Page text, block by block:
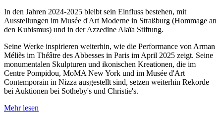
In den Jahren 2024-2025 bleibt sein Einfluss bestehen, mit
Ausstellungen im Musée d'Art Moderne in Straßburg (Hommage an
den Kubismus) und in der Azzedine Alaïa Stiftung.
Seine Werke inspirieren weiterhin, wie die Performance von Arman
Méliès im Théâtre des Abbesses in Paris im April 2025 zeigt. Seine
monumentalen Skulpturen und ikonischen Kreationen, die im
Centre Pompidou, MoMA New York und im Musée d'Art
Contemporain in Nizza ausgestellt sind, setzen weiterhin Rekorde
bei Auktionen bei Sotheby's und Christie's.
Mehr lesen